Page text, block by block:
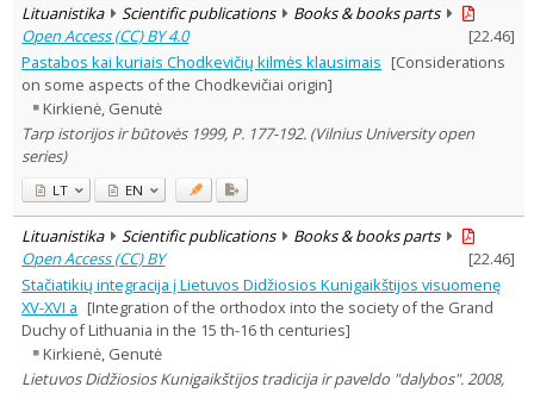
Lituanistika Scientific publications
Books & books parts
Open Access (CC) BY 4.0
[22.46]
Pastabos kai kuriais Chodkevičių kilmės klausimais [Considerations
on some aspects of the Chodkevičiai origin]
Kirkienė, Genutė
Tarp istorijos ir būtovės 1999, P. 177-192. (Vilnius University open
series)
LT EN
Lituanistika Scientific publications
Books & books parts
Open Access (CC) BY
[22.46]
Stačiatikių integracija į Lietuvos Didžiosios Kunigaikštijos visuomenę
XV-XVI a [Integration of the orthodox into the society of the Grand
Duchy of Lithuania in the 15 th-16 th centuries]
Kirkienė, Genutė
Lietuvos Didžiosios Kunigaikštijos tradicija ir paveldo "dalybos". 2008,